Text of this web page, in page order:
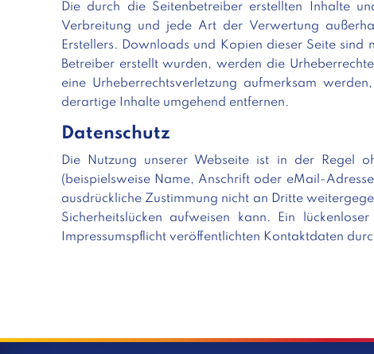
Die durch die Seitenbetreiber erstellten Inhalte
Verbreitung und jede Art der Verwertung
Erstellers. Downloads und Kopien dieser Seite
Betreiber erstellt wurden, werden die
eine Urheberrechtsverletzung aufmerksam
derartige Inhalte umgehend entfernen.
Datenschutz
Die Nutzung unserer Webseite ist in der Regel
(beispielsweise Name, Anschrift oder eMail-
ausdrückliche Zustimmung nicht an Dritte
Sicherheitslücken aufweisen kann. Ein
Impressumspflicht veröffentlichten Kontaktdaten